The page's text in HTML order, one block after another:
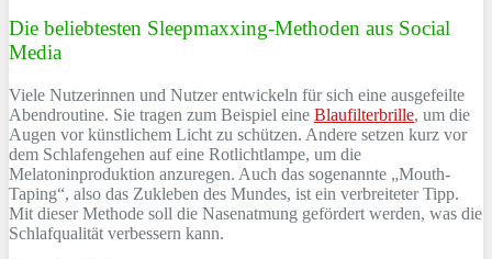
Die beliebtesten Sleepmaxxing-Methoden aus Social
Media
Viele Nutzerinnen und Nutzer entwickeln für sich eine ausgefeilte
Abendroutine. Sie tragen zum Beispiel eine Blaufilterbrille, um die
Augen vor künstlichem Licht zu schützen. Andere setzen kurz vor
dem Schlafengehen auf eine Rotlichtlampe, um die
Melatoninproduktion anzuregen. Auch das sogenannte „Mouth-
Taping“, also das Zukleben des Mundes, ist ein verbreiteter Tipp.
Mit dieser Methode soll die Nasenatmung gefördert werden, was die
Schlafqualität verbessern kann.